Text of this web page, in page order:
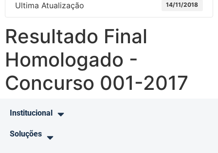
Ultima Atualização 14/11/2018
Resultado Final
Homologado -
Concurso 001-2017
Institucional
Soluções